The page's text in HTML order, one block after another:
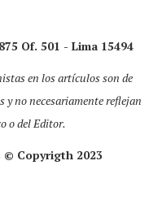
Of. 501 - Lima 15494
en los artículos son de
y no necesariamente reflejan
o del Editor.
© Copyrigth 2023